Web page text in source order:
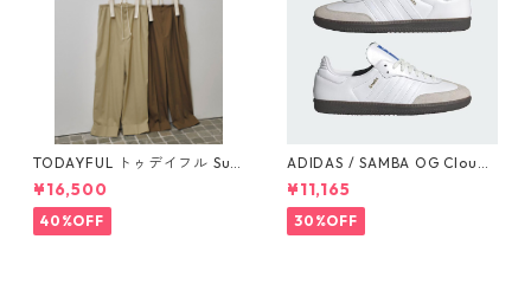
TODAYFUL トゥデイフル Sus
penders Highwaist Pants 12
510703
¥16,500
40%OFF
ADIDAS / SAMBA OG Cloud
White / Cloud White / Gum
(IE3439)
¥11,165
30%OFF